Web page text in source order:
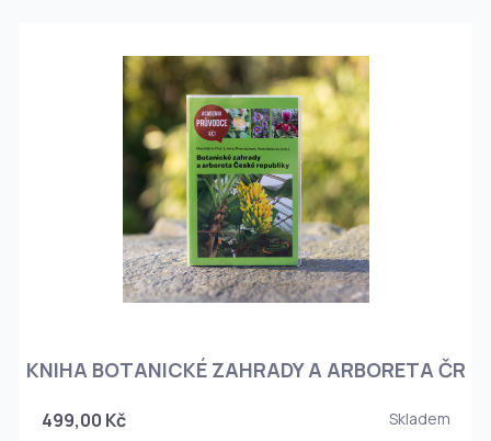
KNIHA BOTANICKÉ ZAHRADY A ARBORETA ČR
499,00 Kč Skladem